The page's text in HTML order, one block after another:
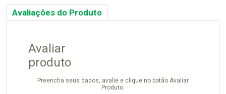
Avaliações do Produto
Avaliar
produto
Preencha seus dados, avalie e clique no botão Avaliar
Produto.